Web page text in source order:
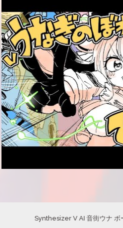
Synthesizer V AI 音街ウナ ボ